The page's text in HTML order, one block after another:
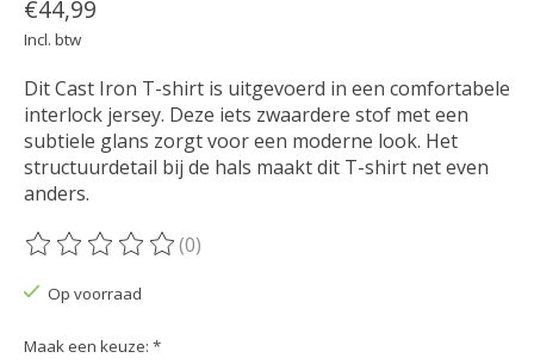
€44,99
Incl. btw
Dit Cast Iron T-shirt is uitgevoerd in een comfortabele
interlock jersey. Deze iets zwaardere stof met een
subtiele glans zorgt voor een moderne look. Het
structuurdetail bij de hals maakt dit T-shirt net even
anders.
De beoordeling van dit product is
(0)
Op voorraad
Maak een keuze: *